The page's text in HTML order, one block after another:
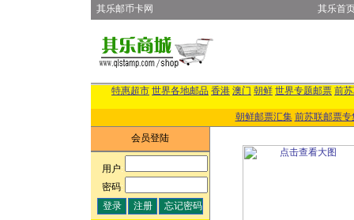
其乐邮币卡网 其乐首
特惠超市 世界各地邮品 香港 澳门 朝鲜 世界专题邮票 前
朝鲜邮票汇集 前苏联邮票专
会员登陆
用户:
密码: